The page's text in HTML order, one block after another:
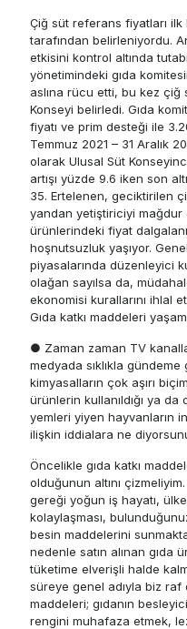
Çiğ süt referans fiyatları
tarafından belirleniyordu.
etkisini kontrol altında
yönetimindeki gıda
aslına rücu etti, bu kez çiğ
Konseyi belirledi. Gıda
fiyatı ve prim desteği ile
Temmuz 2021 – 31 Aralık
olarak Ulusal Süt
artışı yüzde 9.6 iken son
35. Ertelenen, geciktirilen
yandan yetiştiriciyi
ürünlerindeki fiyat
hoşnutsuzluk yaşıyor.
piyasalarında düzenleyici
olağan sayılsa da,
ekonomisi kurallarını ihlal
Gıda katkı maddeleri
● Zaman zaman TV
medyada sıklıkla
kimyasalların çok aşırı
ürünlerin kullanıldığı ya
yemleri yiyen hayvanların
ilişkin iddialara ne
Öncelikle gıda katkı
olduğunun altını
gereği yoğun iş hayatı,
kolaylaşması,
besin maddelerini
nedenle satın alınan gıda
tüketime elverişli halde
süreye genel adıyla biz raf
maddeleri; gıdanın
rengini muhafaza etmek,